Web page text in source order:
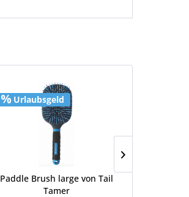
Urlaubsgeld
Paddle Brush large von Tail
Tamer